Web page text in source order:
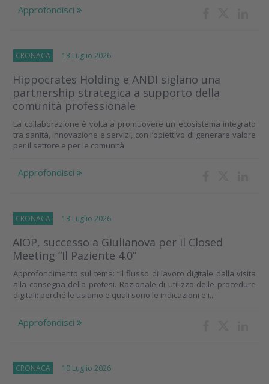
Approfondisci
CRONACA 13 Luglio 2026
Hippocrates Holding e ANDI siglano una
partnership strategica a supporto della
comunità professionale
La collaborazione è volta a promuovere un ecosistema integrato
tra sanità, innovazione e servizi, con l’obiettivo di generare valore
per il settore e per le comunità
Approfondisci
CRONACA 13 Luglio 2026
AIOP, successo a Giulianova per il Closed
Meeting “Il Paziente 4.0”
Approfondimento sul tema: “Il flusso di lavoro digitale dalla visita
alla consegna della protesi. Razionale di utilizzo delle procedure
digitali: perché le usiamo e quali sono le indicazioni e i...
Approfondisci
CRONACA 10 Luglio 2026